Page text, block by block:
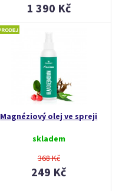
1 390 Kč
Magnéziový olej ve spreji
skladem
368 Kč
249 Kč